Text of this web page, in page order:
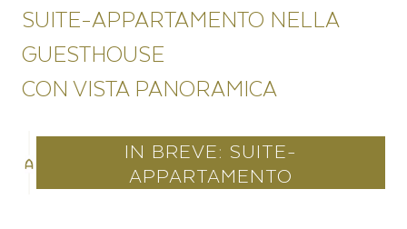
SUITE-APPARTAMENTO NELLA
GUESTHOUSE
CON VISTA PANORAMICA
IN BREVE: SUITE-
APPARTAMENTO